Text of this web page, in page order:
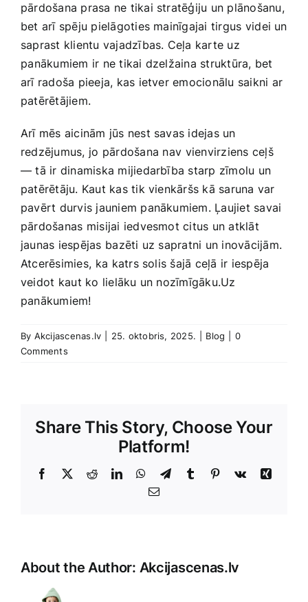
pārdošana prasa ne tikai stratēģiju un plānošanu,
bet arī‌ spēju pielāgoties mainīgajai tirgus⁤ videi un
saprast klientu vajadzības. Ceļa karte uz
⁤panākumiem ir ne tikai dzelžaina​ struktūra, bet
arī radoša pieeja, kas ietver emocionālu saikni ar
patērētājiem.
Arī mēs aicinām jūs nest savas idejas un
redzējumus, jo⁣ pārdošana⁢ nav⁤ vienvirziens ceļš
— tā ir dinamiska mijiedarbība starp zīmolu un
patērētāju. Kaut kas tik vienkāršs kā saruna var
pavērt durvis jauniem panākumiem. Ļaujiet savai
pārdošanas⁢ misijai iedvesmot citus un atklāt
jaunas iespējas⁢ bazēti uz sapratni un inovācijām.
Atcerēsimies, ⁣ka ⁢katrs solis šajā ceļā ir iespēja
veidot⁤ kaut ko lielāku un nozīmīgāku.Uz⁢
panākumiem!
By Akcijascenas.lv 25. oktobris, 2025. Blog
0
Comments
Share This Story, Choose Your
Platform!
Facebook
X RedditLinkedInWhatsApp
TelegramTumblr Pinterest
Vk
Xing
E-
About the Author: Akcijascenas.lv